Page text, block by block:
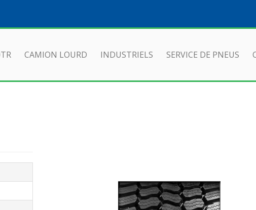
CAMION LOURD INDUSTRIELS SERVICE DE PNEUS